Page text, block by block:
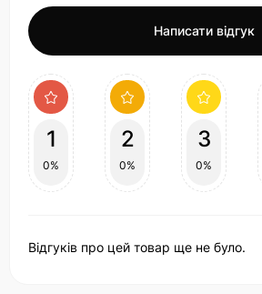
Написати відгук
1
0%
2
0%
3
0%
Відгуків про цей товар ще не було.